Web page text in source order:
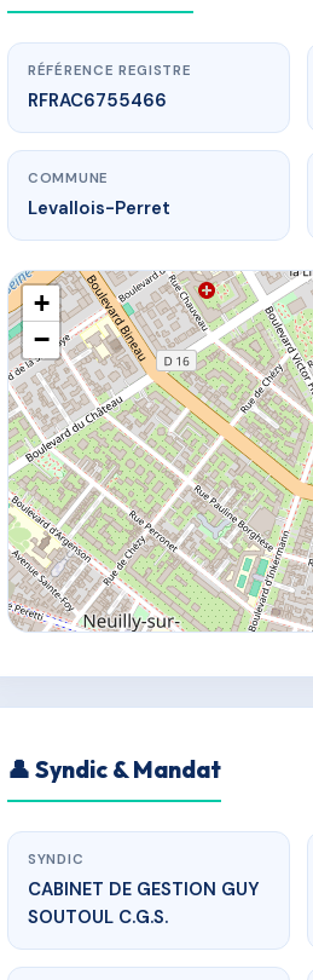
21 r
RÉFÉRENCE REGISTRE
RFRAC6755466
COMMUNE
Levallois-Perret
+
−
👤 Syndic & Mandat
SYNDIC
CABINET DE GESTION GUY
SOUTOUL C.G.S.